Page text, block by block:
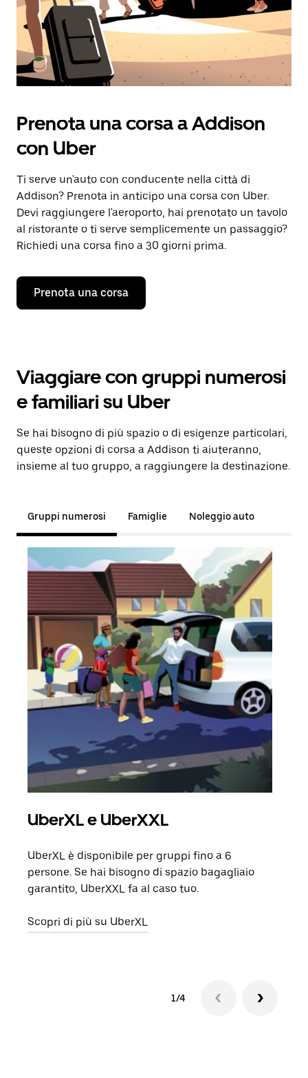
Prenota una corsa a Addison
con Uber
Ti serve un'auto con conducente nella città di
Addison? Prenota in anticipo una corsa con Uber.
Devi raggiungere l'aeroporto, hai prenotato un tavolo
al ristorante o ti serve semplicemente un passaggio?
Richiedi una corsa fino a 30 giorni prima.
Prenota una corsa
Viaggiare con gruppi numerosi
e familiari su Uber
Se hai bisogno di più spazio o di esigenze particolari,
queste opzioni di corsa a Addison ti aiuteranno,
insieme al tuo gruppo, a raggiungere la destinazione.
Gruppi numerosi Famiglie Noleggio auto
UberXL e UberXXL
UberXL è disponibile per gruppi fino a 6
persone. Se hai bisogno di spazio bagagliaio
garantito, UberXXL fa al caso tuo.
Scopri di più su UberXL
1/4